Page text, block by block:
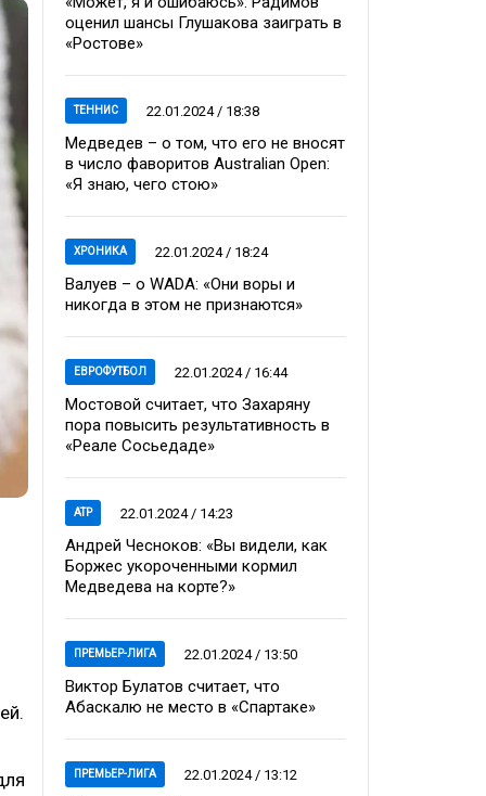
оценил шансы Глушакова заиграть в
«Ростове»
ТЕННИС 22.01.2024 / 18:38
Медведев – о том, что его не вносят
в число фаворитов Australian Open:
«Я знаю, чего стою»
ХРОНИКА 22.01.2024 / 18:24
Валуев – о WADA: «Они воры и
никогда в этом не признаются»
ЕВРОФУТБОЛ 22.01.2024 / 16:44
Мостовой считает, что Захаряну
пора повысить результативность в
«Реале Сосьедаде»
ATP 22.01.2024 / 14:23
Андрей Чесноков: «Вы видели, как
Боржес укороченными кормил
Медведева на корте?»
ПРЕМЬЕР-ЛИГА 22.01.2024 / 13:50
Виктор Булатов считает, что
Абаскалю не место в «Спартаке»
ПРЕМЬЕР-ЛИГА 22.01.2024 / 13:12